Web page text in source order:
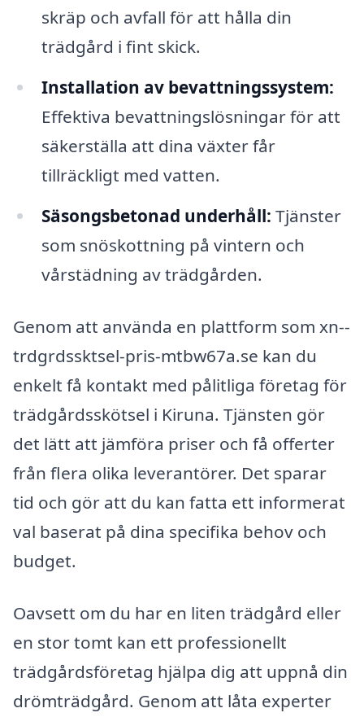
skräp och avfall för att hålla din
trädgård i fint skick.
Installation av bevattningssystem:
Effektiva bevattningslösningar för att
säkerställa att dina växter får
tillräckligt med vatten.
Säsongsbetonad underhåll: Tjänster
som snöskottning på vintern och
vårstädning av trädgården.
Genom att använda en plattform som xn--
trdgrdssktsel-pris-mtbw67a.se kan du
enkelt få kontakt med pålitliga företag för
trädgårdsskötsel i Kiruna. Tjänsten gör
det lätt att jämföra priser och få offerter
från flera olika leverantörer. Det sparar
tid och gör att du kan fatta ett informerat
val baserat på dina specifika behov och
budget.
Oavsett om du har en liten trädgård eller
en stor tomt kan ett professionellt
trädgårdsföretag hjälpa dig att uppnå din
drömträdgård. Genom att låta experter